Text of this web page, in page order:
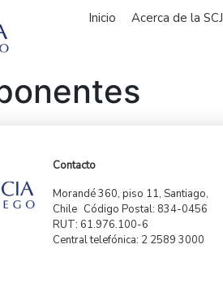
Inicio Acerca de la SCJ
Contacto
Morandé 360, piso 11, Santiago,
Chile Código Postal: 834-0456
RUT: 61.976.100-6
Central telefónica: 2 2589 3000